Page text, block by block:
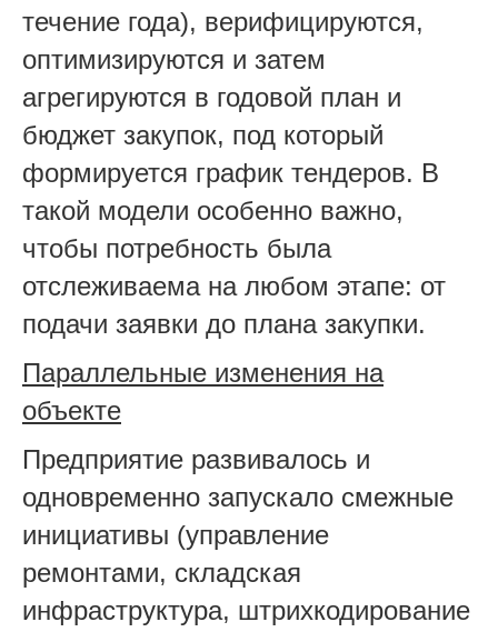
течение года), верифицируются,
оптимизируются и затем
агрегируются в годовой план и
бюджет закупок, под который
формируется график тендеров. В
такой модели особенно важно,
чтобы потребность была
отслеживаема на любом этапе: от
подачи заявки до плана закупки.
Параллельные изменения на
объекте
Предприятие развивалось и
одновременно запускало смежные
инициативы (управление
ремонтами, складская
инфраструктура, штрихкодирование